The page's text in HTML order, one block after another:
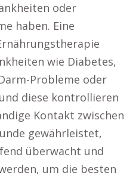
oder
haben. Eine
wie Diabetes,
Probleme oder
diese kontrollieren
Kontakt zwischen
gewährleistet,
überwacht und
um die besten